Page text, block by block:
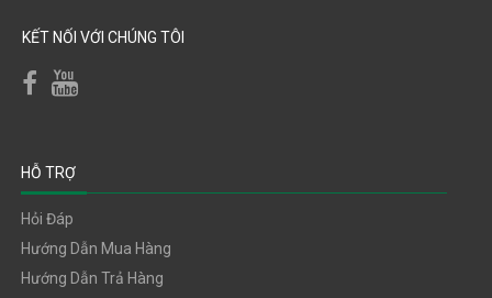
KẾT NỐI VỚI CHÚNG TÔI
HỖ TRỢ
Hỏi Đáp
Hướng Dẫn Mua Hàng
Hướng Dẫn Trả Hàng